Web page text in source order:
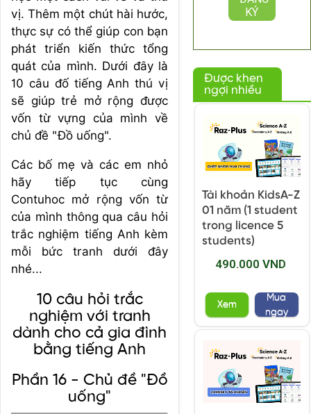
vị. Thêm một chút hài hước,
thực sự có thể giúp con bạn
phát triển kiến thức tổng
quát của mình. Dưới đây là
10 câu đố tiếng Anh thú vị
sẽ giúp trẻ mở rộng được
vốn từ vựng của mình về
chủ đề "Đồ uống".
Các bố mẹ và các em nhỏ
hãy tiếp tục cùng
Contuhoc mở rộng vốn từ
của mình thông qua câu hỏi
trắc nghiệm tiếng Anh kèm
mỗi bức tranh dưới đây
nhé...
10 câu hỏi trắc
nghiệm với tranh
dành cho cả gia đình
bằng tiếng Anh
Phần 16 - Chủ đề "Đồ
uống"
Được khen
ngợi nhiều
Tài khoản KidsA-Z
01 năm (1 student
trong licence 5
students)
490.000 VND
Xem
Mua
ngay